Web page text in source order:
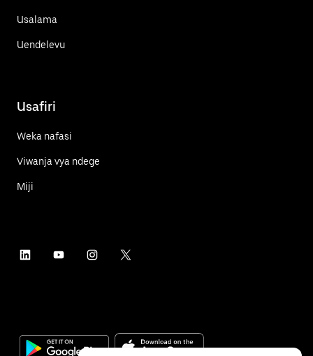
Usalama
Uendelevu
Usafiri
Weka nafasi
Viwanja vya ndege
Miji